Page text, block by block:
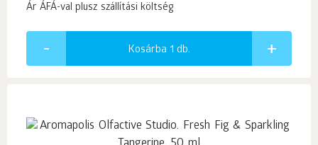
Ár ÁFÁ-val plusz szállítási költség
Kosárba 1 db.